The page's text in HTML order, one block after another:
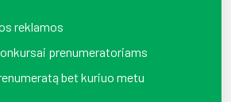
reklamos
prenumeratoriams
bet kuriuo metu